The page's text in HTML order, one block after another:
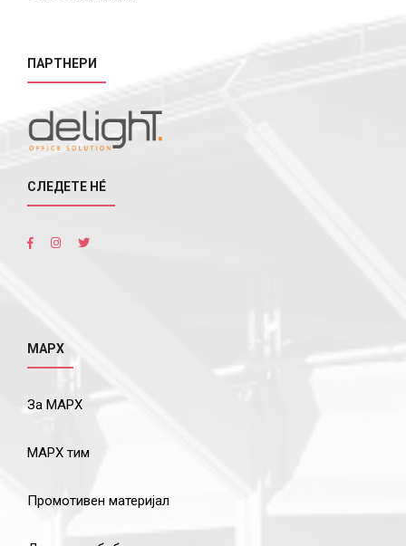
ПАРТНЕРИ
СЛЕДЕТЕ НÉ
МАРХ
За МАРХ
МАРХ тим
Промотивен материјал